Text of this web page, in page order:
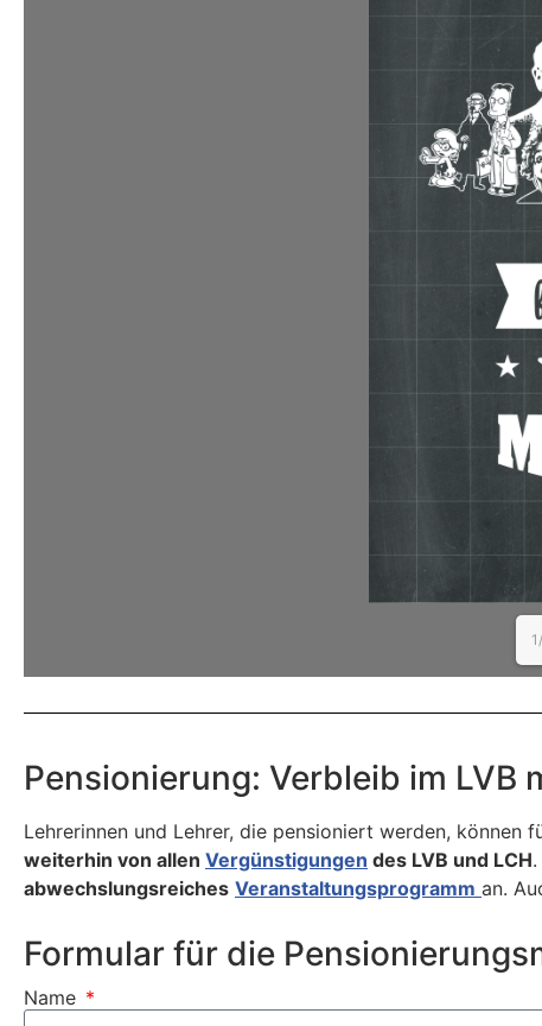
Pensionierung: Verbleib im LVB
Lehrerinnen und Lehrer, die pensioniert werden, können
weiterhin von allen Vergünstigungen des LVB und LCH
abwechslungsreiches Veranstaltungsprogramm an.
Formular für die
Name